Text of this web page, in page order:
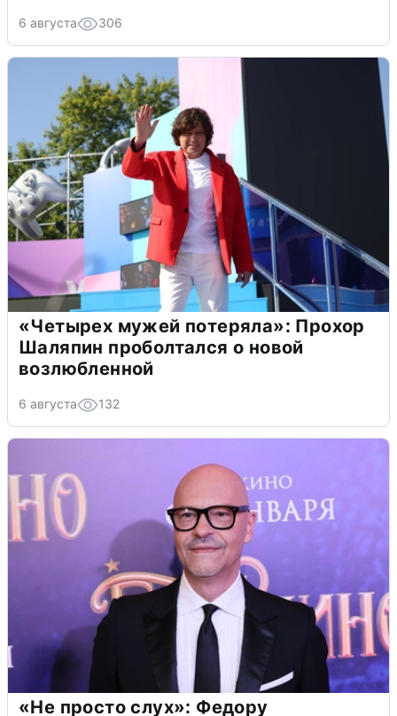
6 августа 306
«Четырех мужей потеряла»: Прохор
Шаляпин проболтался о новой
возлюбленной
6 августа 132
«Не просто слух»: Федору